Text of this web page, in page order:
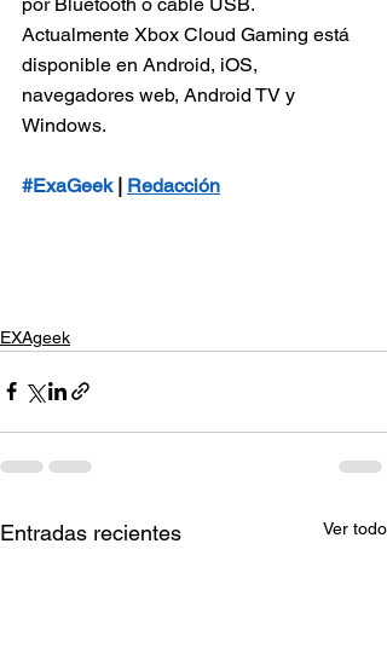
Actualmente Xbox Cloud Gaming está
disponible en Android, iOS,
navegadores web, Android TV y
Windows.
#ExaGeek | Redacción
EXAgeek
Entradas recientes Ver todo